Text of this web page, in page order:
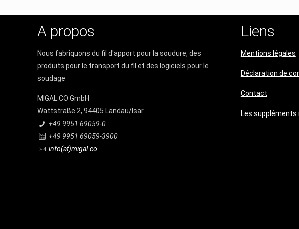
A propos
Nous fabriquons du fil d'apport pour la soudure, des
produits pour le transport du fil et des logiciels pour le
soudage
MIGAL.CO GmbH
Wattstraße 2, 94405 Landau/Isar
+49 9951 69059-0
+49 9951 69059-3900
info(at)migal.co
Liens
Mentions légales
Déclaration de
Contact
Les suppléments